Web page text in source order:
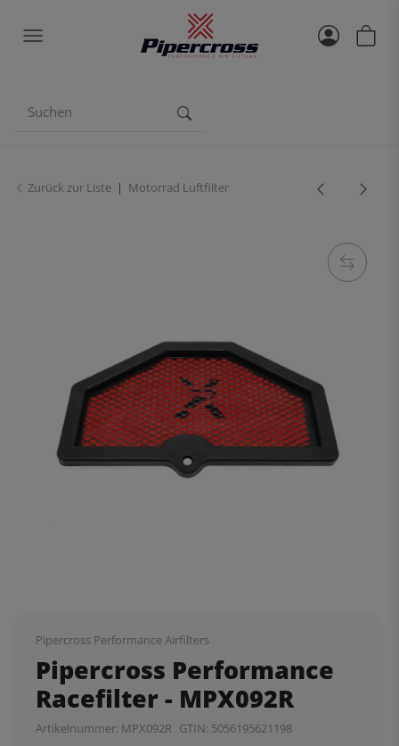
Zurück zur Liste Motorrad Luftfilter
Pipercross Performance Airfilters
Pipercross Performance
Racefilter - MPX092R
Artikelnummer: MPX092R GTIN: 5056195621198